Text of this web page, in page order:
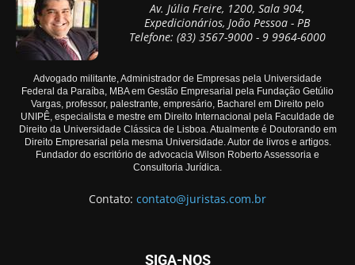
Av. Júlia Freire, 1200, Sala 904,
Expedicionários, João Pessoa - PB
Telefone: (83) 3567-9000 - 9 9964-6000
Advogado militante, Administrador de Empresas pela Universidade
Federal da Paraíba, MBA em Gestão Empresarial pela Fundação Getúlio
Vargas, professor, palestrante, empresário, Bacharel em Direito pelo
UNIPÊ, especialista e mestre em Direito Internacional pela Faculdade de
Direito da Universidade Clássica de Lisboa. Atualmente é Doutorando em
Direito Empresarial pela mesma Universidade. Autor de livros e artigos.
Fundador do escritório de advocacia Wilson Roberto Assessoria e
Consultoria Jurídica.
Contato: contato@juristas.com.br
SIGA-NOS